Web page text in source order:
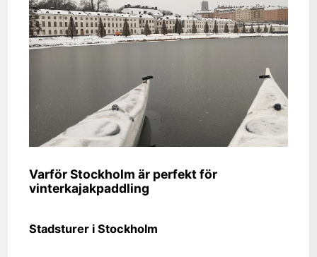
Varför Stockholm är perfekt för
vinterkajakpaddling
Stadsturer i Stockholm